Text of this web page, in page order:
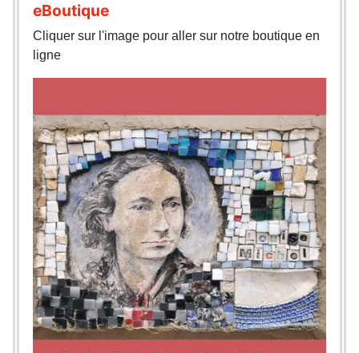
eBoutique
Cliquer sur l'image pour aller sur notre boutique en
ligne